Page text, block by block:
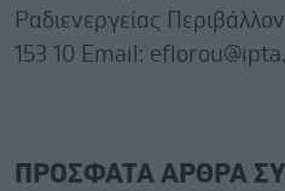
Ραδιενεργείας
153 10 Email:
ΠΡΟΣΦΑΤΑ ΑΡΘΡΑ